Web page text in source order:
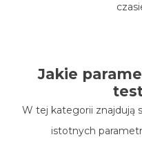
Jakie
W tej kategorii znajdują
istotnych